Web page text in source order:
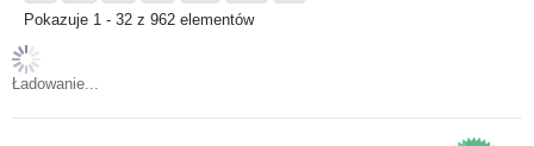
Pokazuje 1 - 32 z 962 elementów
Ładowanie...